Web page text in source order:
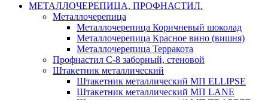
МЕТАЛЛОЧЕРЕПИЦА, ПРОФНАСТИЛ.
Металлочерепица
Металлочерепица Коричневый шоколад
Металлочерепица Красное вино (вишня)
Металлочерепица Терракота
Профнастил С-8 заборный, стеновой
Штакетник металлический
Штакетник металлический МП ELLIPSE
Штакетник металлический МП LАNE